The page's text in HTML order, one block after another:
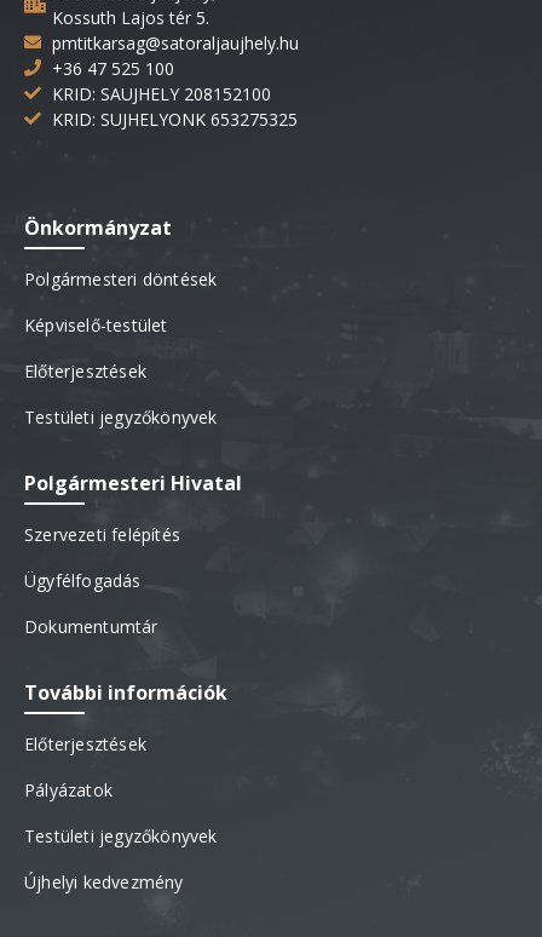
Kossuth Lajos tér 5.
pmtitkarsag@satoraljaujhely.hu
+36 47 525 100
KRID: SAUJHELY 208152100
KRID: SUJHELYONK 653275325
Önkormányzat
Polgármesteri döntések
Képviselő-testület
Előterjesztések
Testületi jegyzőkönyvek
Polgármesteri Hivatal
Szervezeti felépítés
Ügyfélfogadás
Dokumentumtár
További információk
Előterjesztések
Pályázatok
Testületi jegyzőkönyvek
Újhelyi kedvezmény